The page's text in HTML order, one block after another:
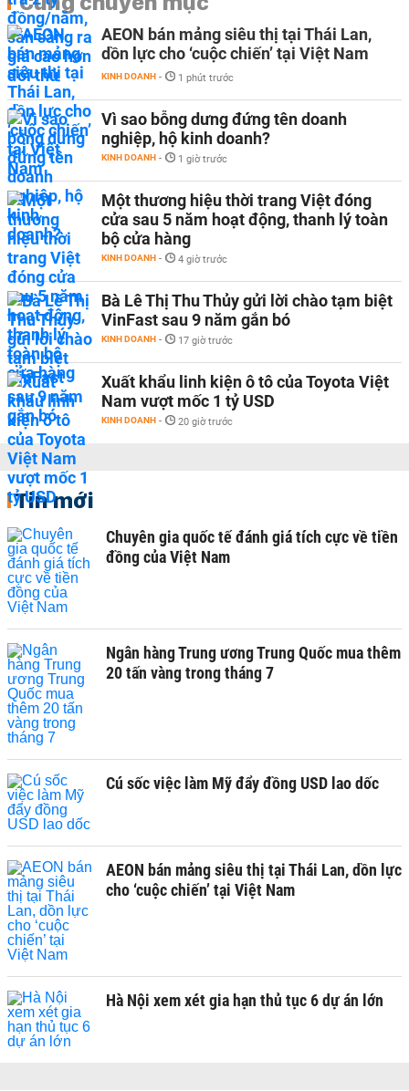
AEON bán mảng siêu thị tại Thái Lan,
dồn lực cho ‘cuộc chiến’ tại Việt Nam
KINH DOANH - 1 phút trước
Vì sao bỗng dưng đứng tên doanh
nghiệp, hộ kinh doanh?
KINH DOANH - 1 giờ trước
Một thương hiệu thời trang Việt đóng
cửa sau 5 năm hoạt động, thanh lý toàn
bộ cửa hàng
KINH DOANH - 4 giờ trước
Bà Lê Thị Thu Thủy gửi lời chào tạm biệt
VinFast sau 9 năm gắn bó
KINH DOANH - 17 giờ trước
Xuất khẩu linh kiện ô tô của Toyota Việt
Nam vượt mốc 1 tỷ USD
KINH DOANH - 20 giờ trước
Tin mới
Chuyên gia quốc tế đánh giá tích cực về tiền
đồng của Việt Nam
Ngân hàng Trung ương Trung Quốc mua thêm
20 tấn vàng trong tháng 7
Cú sốc việc làm Mỹ đẩy đồng USD lao dốc
AEON bán mảng siêu thị tại Thái Lan, dồn lực
cho ‘cuộc chiến’ tại Việt Nam
Hà Nội xem xét gia hạn thủ tục 6 dự án lớn